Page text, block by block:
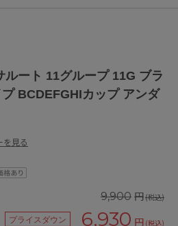
ート 11グループ 11G ブラ
BCDEFGHIカップ アンダ
を見る
9,900 円(税込)
プライスダウン 6,930 円 (税込)